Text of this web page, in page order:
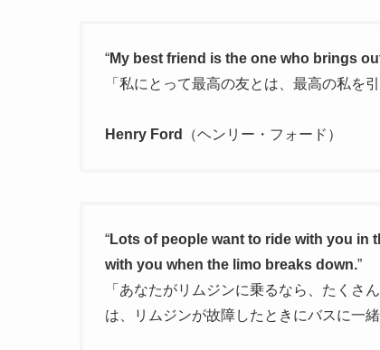
“My best friend is the one who brings
「私にとって最高の友とは、最高の私を
Henry Ford （ヘンリー・フォード）
“Lots of people want to ride with you in
with you when the limo breaks down.”
「あなたがリムジンに乗るなら、たくさ
は、リムジンが故障したときにバスに一